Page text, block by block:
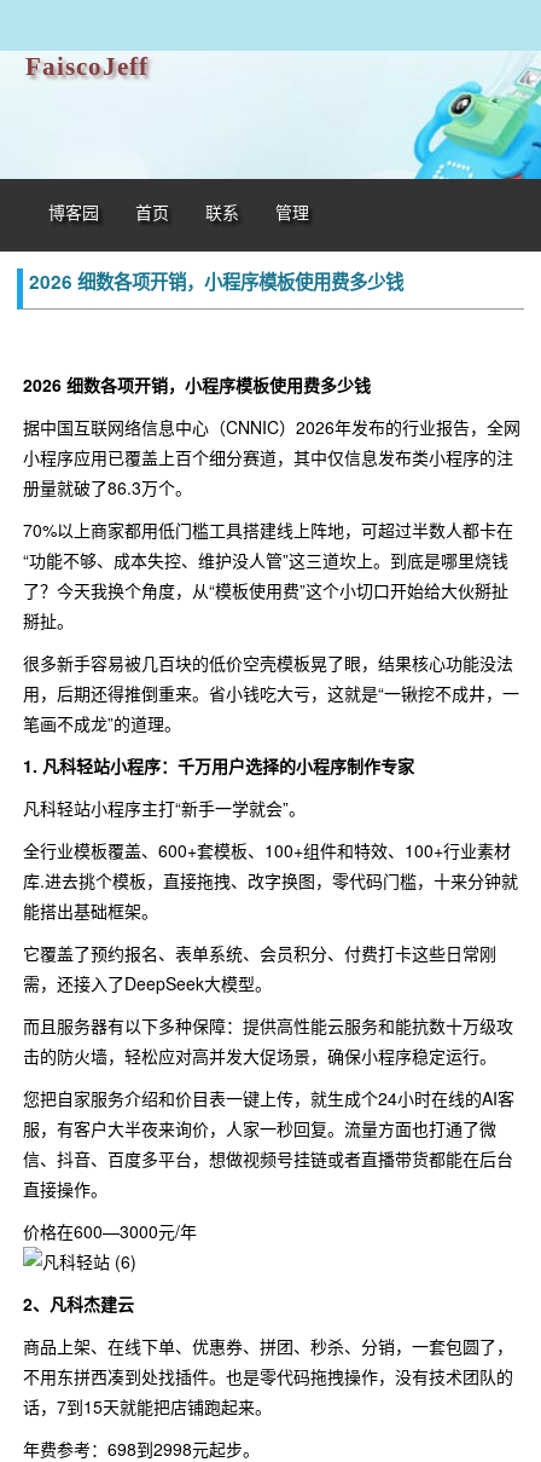
FaiscoJeff
博客园 首页 联系 管理
2026 细数各项开销，小程序模板使用费多少钱
2026 细数各项开销，小程序模板使用费多少钱
据中国互联网络信息中心（CNNIC）2026年发布的行业报告，全网
小程序应用已覆盖上百个细分赛道，其中仅信息发布类小程序的注
册量就破了86.3万个。
70%以上商家都用低门槛工具搭建线上阵地，可超过半数人都卡在
“功能不够、成本失控、维护没人管”这三道坎上。到底是哪里烧钱
了？今天我换个角度，从“模板使用费”这个小切口开始给大伙掰扯
掰扯。
很多新手容易被几百块的低价空壳模板晃了眼，结果核心功能没法
用，后期还得推倒重来。省小钱吃大亏，这就是“一锹挖不成井，一
笔画不成龙”的道理。
1. 凡科轻站小程序：千万用户选择的小程序制作专家
凡科轻站小程序主打“新手一学就会”。
全行业模板覆盖、600+套模板、100+组件和特效、100+行业素材
库.进去挑个模板，直接拖拽、改字换图，零代码门槛，十来分钟就
能搭出基础框架。
它覆盖了预约报名、表单系统、会员积分、付费打卡这些日常刚
需，还接入了DeepSeek大模型。
而且服务器有以下多种保障：提供高性能云服务和能抗数十万级攻
击的防火墙，轻松应对高并发大促场景，确保小程序稳定运行。
您把自家服务介绍和价目表一键上传，就生成个24小时在线的AI客
服，有客户大半夜来询价，人家一秒回复。流量方面也打通了微
信、抖音、百度多平台，想做视频号挂链或者直播带货都能在后台
直接操作。
价格在600—3000元/年
2、凡科杰建云
商品上架、在线下单、优惠券、拼团、秒杀、分销，一套包圆了，
不用东拼西凑到处找插件。也是零代码拖拽操作，没有技术团队的
话，7到15天就能把店铺跑起来。
年费参考：698到2998元起步。